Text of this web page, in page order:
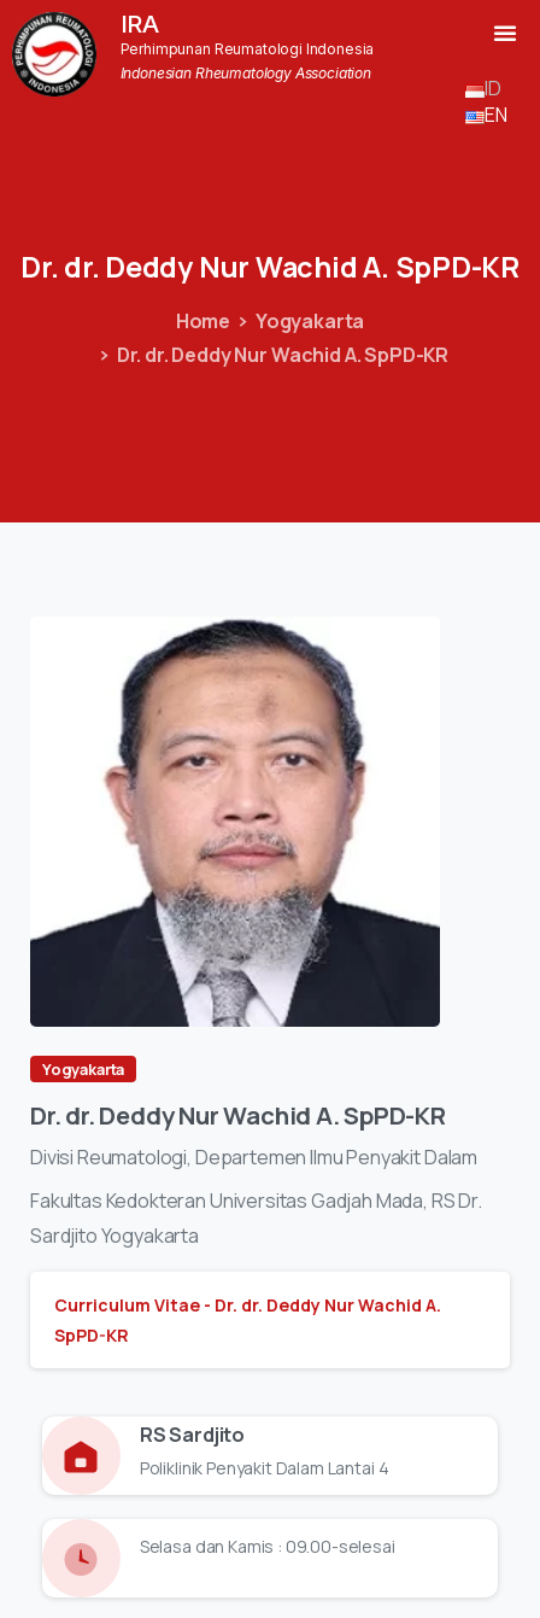
IRA
Perhimpunan Reumatologi Indonesia
Indonesian Rheumatology Association
ID
EN
Dr. dr. Deddy NurWachidA. SpPD-KR
Home
Yogyakarta
Dr. dr. Deddy Nur Wachid A. SpPD-KR
Yogyakarta
Dr.dr.DeddyNurWachidA.SpPD-KR
DivisiReumatologi, DepartemenIlmuPenyakitDalam
FakultasKedokteranUniversitasGadjahMada, RSDr.
SardjitoYogyakarta
Curriculum Vitae - Dr. dr. Deddy Nur Wachid A.
SpPD-KR
RS Sardjito
Poliklinik Penyakit Dalam Lantai 4
Selasa dan Kamis : 09.00-selesai